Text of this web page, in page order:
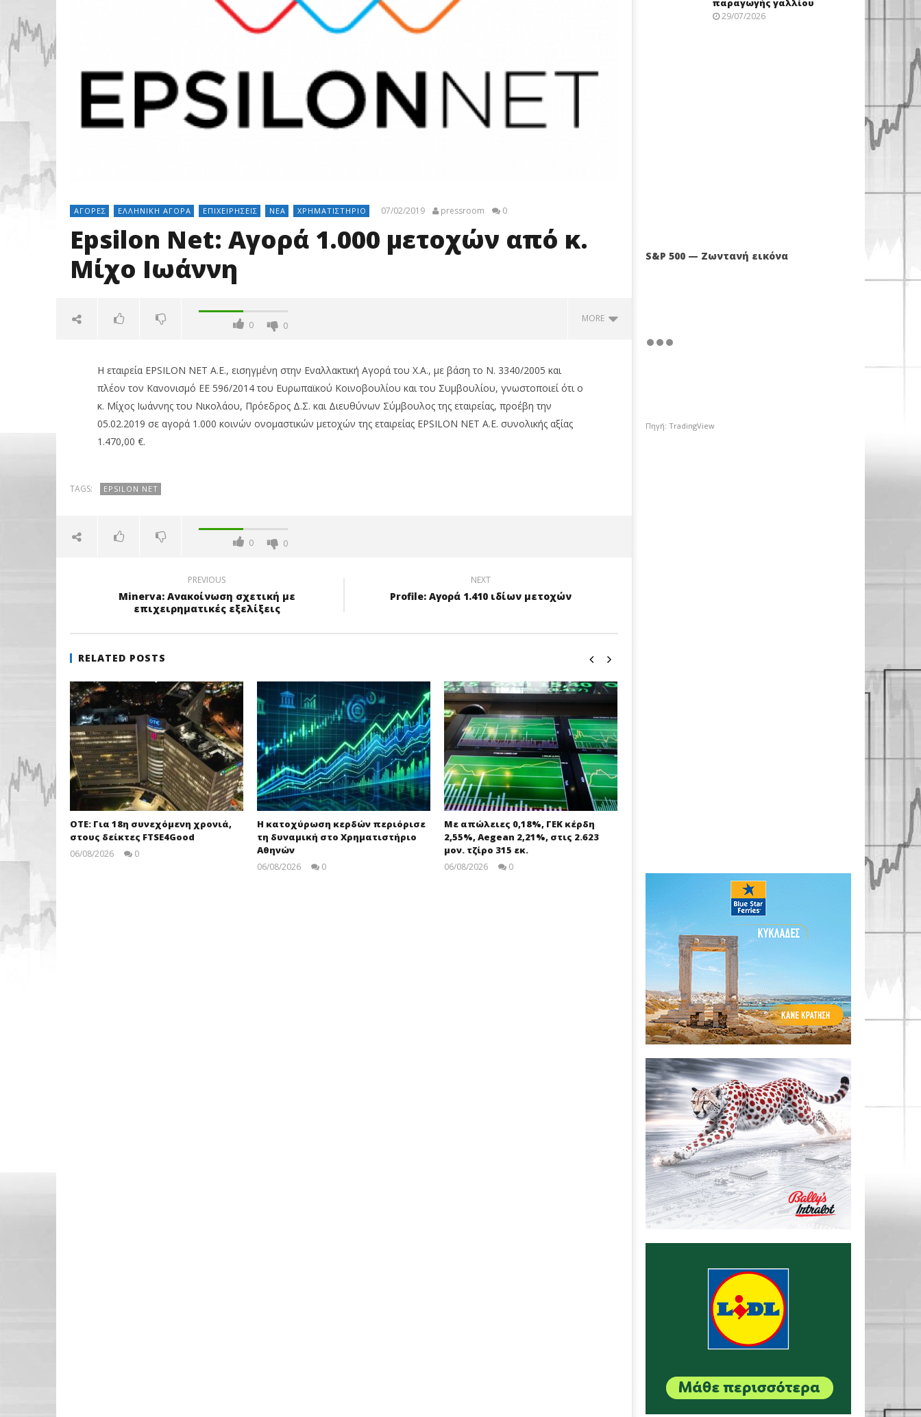
ΑΓΟΡΈΣ ΕΛΛΗΝΙΚΉ ΑΓΟΡΆ ΕΠΙΧΕΙΡΉΣΕΙΣ ΝΈΑ ΧΡΗΜΑΤΙΣΤΉΡΙΟ 07/02/2019 pressroom 0
Epsilon Net: Αγορά 1.000 μετοχών από κ.
Μίχο Ιωάννη
0 0
MORE
Epsilon Net: Αγορά 1.000 μετοχών
pressroom
Η εταιρεία EPSILON NET Α.Ε., εισηγμένη στην Εναλλακτική Αγορά του Χ.Α., με βάση το Ν. 3340/2005 και
πλέον τον Κανονισμό ΕΕ 596/2014 του Ευρωπαϊκού Κοινοβουλίου και του Συμβουλίου, γνωστοποιεί ότι ο
κ. Μίχος Ιωάννης του Νικολάου, Πρόεδρος Δ.Σ. και Διευθύνων Σύμβουλος της εταιρείας, προέβη την
05.02.2019 σε αγορά 1.000 κοινών ονομαστικών μετοχών της εταιρείας EPSILON NET Α.Ε. συνολικής αξίας
1.470,00 €.
TAGS: EPSILON NET
0 0
PREVIOUS
Minerva: Ανακοίνωση σχετική με
επιχειρηματικές εξελίξεις
NEXT
Profile: Αγορά 1.410 ιδίων μετοχών
RELATED POSTS
ΟΤΕ: Για 18η συνεχόμενη χρονιά,
στους δείκτες FTSE4Good
06/08/2026
0
Η κατοχύρωση κερδών περιόρισε
τη δυναμική στο Χρηματιστήριο
Αθηνών
06/08/2026
0
Με απώλειες 0,18%, ΓΕΚ κέρδη
2,55%, Aegean 2,21%, στις 2.623
μον. τζίρο 315 εκ.
06/08/2026
0
παραγωγής γαλλίου
29/07/2026
S&P 500 — Ζωντανή εικόνα
Πηγή: TradingView